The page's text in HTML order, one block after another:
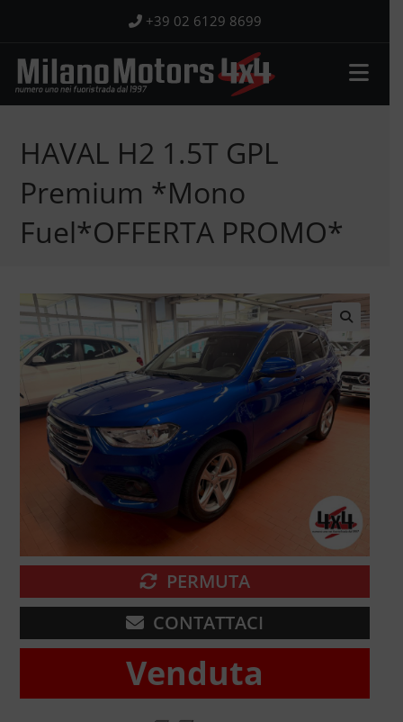
contenuto
+39 02 6129 8699
HAVAL H2 1.5T GPL
Premium *Mono
Fuel*OFFERTA PROMO*
🔍
PERMUTA
CONTATTACI
Venduta